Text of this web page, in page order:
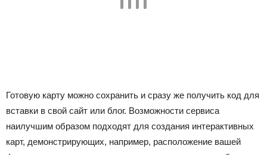
Готовую карту можно сохранить и сразу же получить код для
вставки в свой сайт или блог. Возможности сервиса
наилучшим образом подходят для создания интерактивных
карт, демонстрирующих, например, расположение вашей